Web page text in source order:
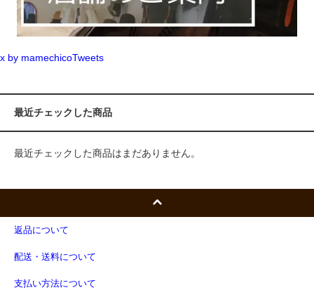
x by mamechicoTweets
最近チェックした商品
最近チェックした商品はまだありません。
返品について
配送・送料について
支払い方法について